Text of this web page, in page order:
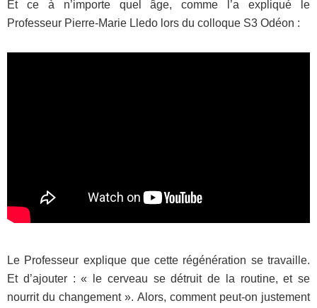
Et ce à n’importe quel âge, comme l’a expliqué le
Professeur Pierre-Marie Lledo lors du colloque S3 Odéon :
Le Professeur explique que cette régénération se travaille.
Et d’ajouter : « le cerveau se détruit de la routine, et se
nourrit du changement ». Alors, comment peut-on justement